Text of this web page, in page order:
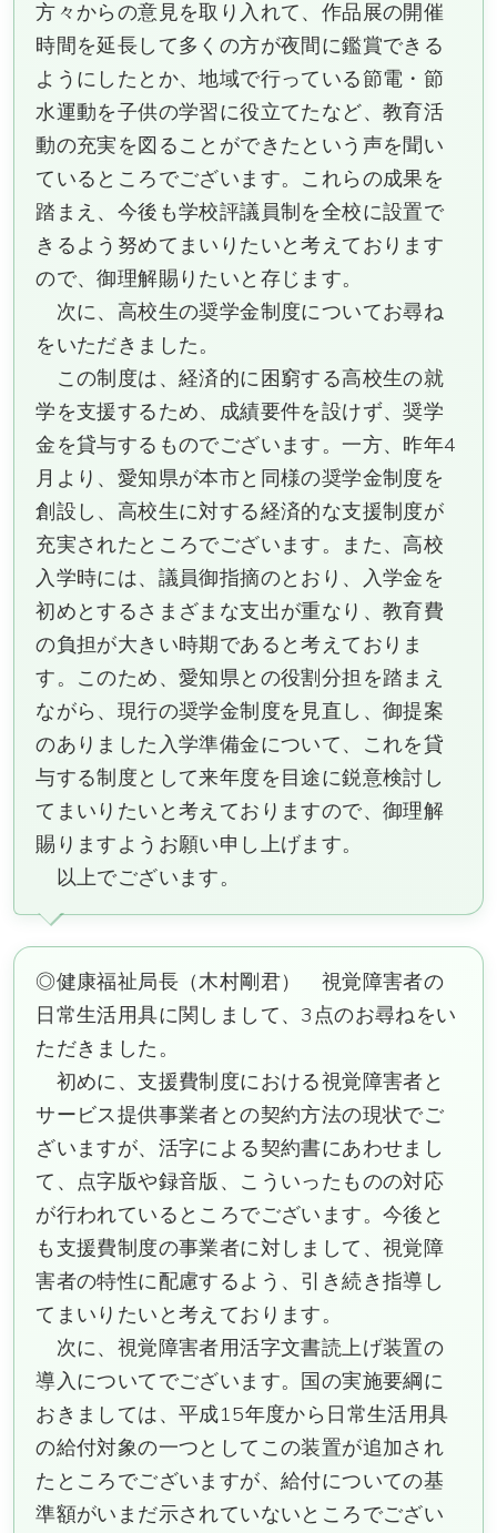
方々からの意見を取り入れて、作品展の開催
時間を延長して多くの方が夜間に鑑賞できる
ようにしたとか、地域で行っている節電・節
水運動を子供の学習に役立てたなど、教育活
動の充実を図ることができたという声を聞い
ているところでございます。これらの成果を
踏まえ、今後も学校評議員制を全校に設置で
きるよう努めてまいりたいと考えております
ので、御理解賜りたいと存じます。
次に、高校生の奨学金制度についてお尋ね
をいただきました。
この制度は、経済的に困窮する高校生の就
学を支援するため、成績要件を設けず、奨学
金を貸与するものでございます。一方、昨年4
月より、愛知県が本市と同様の奨学金制度を
創設し、高校生に対する経済的な支援制度が
充実されたところでございます。また、高校
入学時には、議員御指摘のとおり、入学金を
初めとするさまざまな支出が重なり、教育費
の負担が大きい時期であると考えておりま
す。このため、愛知県との役割分担を踏まえ
ながら、現行の奨学金制度を見直し、御提案
のありました入学準備金について、これを貸
与する制度として来年度を目途に鋭意検討し
てまいりたいと考えておりますので、御理解
賜りますようお願い申し上げます。
以上でございます。
◎健康福祉局長（木村剛君） 視覚障害者の
日常生活用具に関しまして、3点のお尋ねをい
ただきました。
初めに、支援費制度における視覚障害者と
サービス提供事業者との契約方法の現状でご
ざいますが、活字による契約書にあわせまし
て、点字版や録音版、こういったものの対応
が行われているところでございます。今後と
も支援費制度の事業者に対しまして、視覚障
害者の特性に配慮するよう、引き続き指導し
てまいりたいと考えております。
次に、視覚障害者用活字文書読上げ装置の
導入についてでございます。国の実施要綱に
おきましては、平成15年度から日常生活用具
の給付対象の一つとしてこの装置が追加され
たところでございますが、給付についての基
準額がいまだ示されていないところでござい